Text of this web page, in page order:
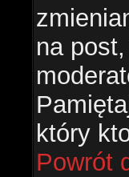
na
który
Powrót